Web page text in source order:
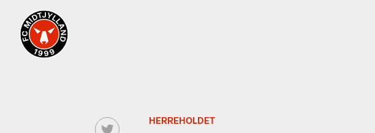
HERREHOLDET